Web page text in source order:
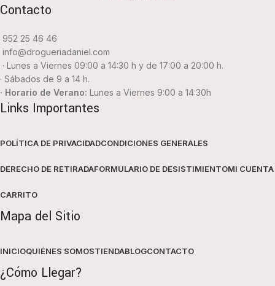
Contacto
952 25 46 46
info@drogueriadaniel.com
· Lunes a Viernes 09:00 a 14:30 h y de 17:00 a 20:00 h.
· Sábados de 9 a 14 h.
· Horario de Verano: Lunes a Viernes 9:00 a 14:30h
Links Importantes
POLÍTICA DE PRIVACIDADCONDICIONES GENERALES
DERECHO DE RETIRADAFORMULARIO DE DESISTIMIENTOMI CUENTA
CARRITO
Mapa del Sitio
INICIOQUIÉNES SOMOSTIENDABLOGCONTACTO
¿Cómo Llegar?